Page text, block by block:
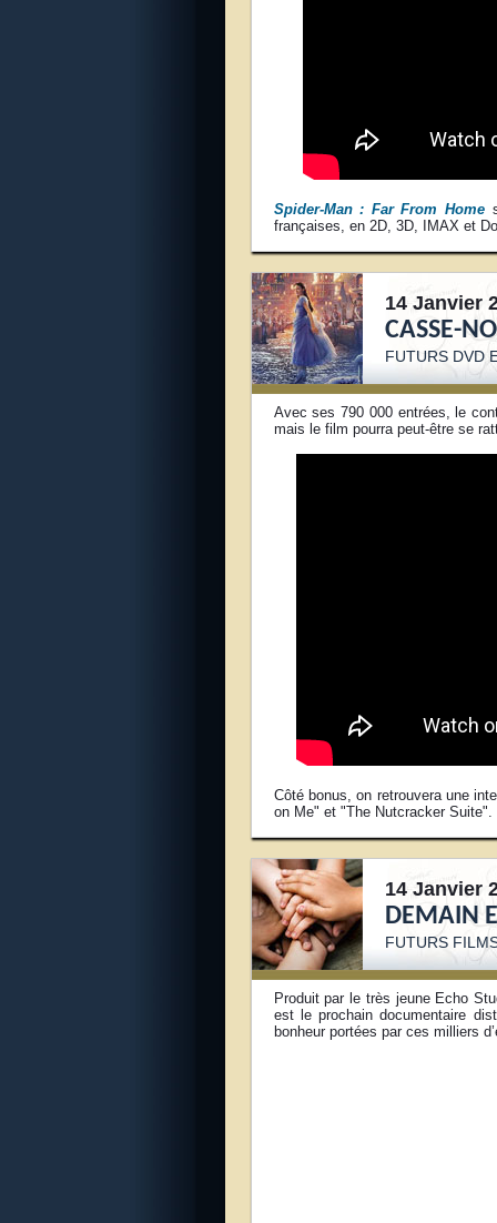
Spider-Man : Far From Home
françaises, en 2D, 3D, IMAX et
14 Janvier
CASSE-
FUTURS DVD
Avec ses 790 000 entrées, le
mais le film pourra peut-être se
Côté bonus, on retrouvera une
on Me" et "The Nutcracker Suite".
14 Janvier
DEMAIN
FUTURS
Produit par le très jeune Echo
est le prochain documentaire
bonheur portées par ces milliers